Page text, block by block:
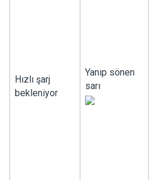
Hızlı şarj
bekleniyor
Yanıp sönen
sarı